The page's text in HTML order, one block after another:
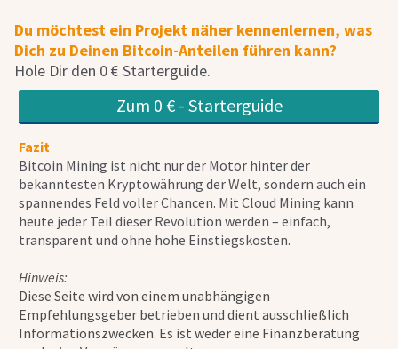
Du möchtest ein Projekt näher kennenlernen, was
Dich zu Deinen Bitcoin-Anteilen führen kann?
Hole Dir den 0 € Starterguide.
Zum 0 € - Starterguide
Fazit
Bitcoin Mining ist nicht nur der Motor hinter der
bekanntesten Kryptowährung der Welt, sondern auch ein
spannendes Feld voller Chancen. Mit Cloud Mining kann
heute jeder Teil dieser Revolution werden – einfach,
transparent und ohne hohe Einstiegskosten.
Hinweis:
Diese Seite wird von einem unabhängigen
Empfehlungsgeber betrieben und dient ausschließlich
Informationszwecken. Es ist weder eine Finanzberatung